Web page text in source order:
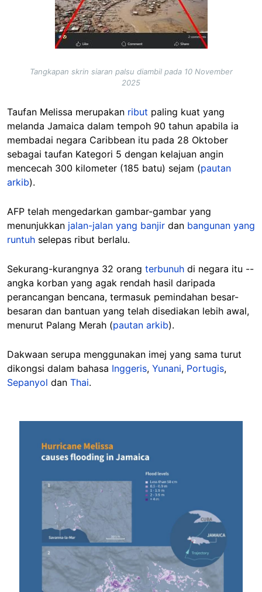
Tangkapan skrin siaran palsu diambil pada 10 November
2025
Taufan Melissa merupakan ribut paling kuat yang
melanda Jamaica dalam tempoh 90 tahun apabila ia
membadai negara Caribbean itu pada 28 Oktober
sebagai taufan Kategori 5 dengan kelajuan angin
mencecah 300 kilometer (185 batu) sejam (pautan
arkib).
AFP telah mengedarkan gambar-gambar yang
menunjukkan jalan-jalan yang banjir dan bangunan yang
runtuh selepas ribut berlalu.
Sekurang-kurangnya 32 orang terbunuh di negara itu --
angka korban yang agak rendah hasil daripada
perancangan bencana, termasuk pemindahan besar-
besaran dan bantuan yang telah disediakan lebih awal,
menurut Palang Merah (pautan arkib).
Dakwaan serupa menggunakan imej yang sama turut
dikongsi dalam bahasa Inggeris, Yunani, Portugis,
Sepanyol dan Thai.